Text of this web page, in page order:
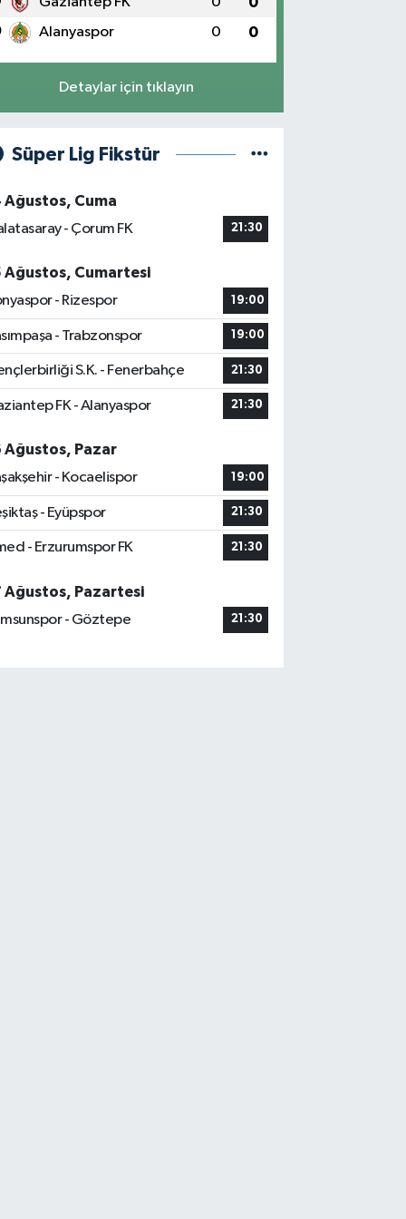
Alanyaspor 0 0
Detaylar için tıklayın
Süper Lig Fikstür
Ağustos, Cuma
- Çorum FK
21:30
Ağustos, Cumartesi
- Rizespor
19:00
- Trabzonspor 19:00
S.K. - Fenerbahçe 21:30
FK - Alanyaspor 21:30
Ağustos, Pazar
- Kocaelispor
19:00
- Eyüpspor 21:30
- Erzurumspor FK 21:30
Ağustos, Pazartesi
- Göztepe
21:30